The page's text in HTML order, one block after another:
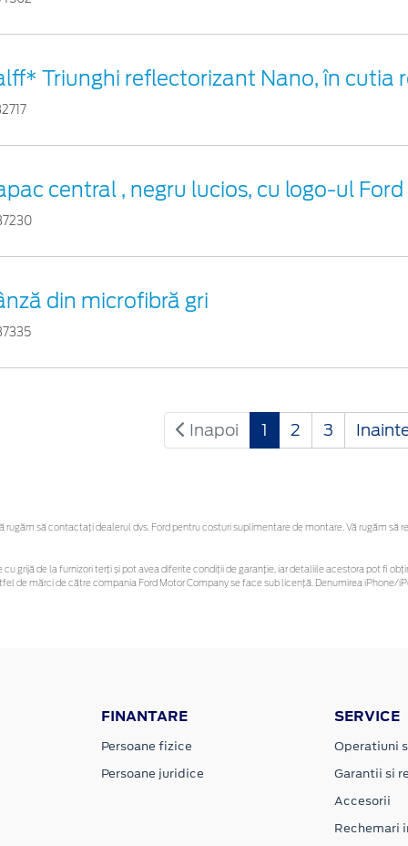
Triunghi reflectorizant Nano, în cutia
central , negru lucios, cu logo-ul Ford
din microfibră gri
Inapoi 1 2 3
rugăm să contactaţi dealerul dvs. Ford pentru costuri suplimentare de montare. Vă rugăm
grijă de la furnizori terți și pot avea diferite condiții de garanție, iar detaliile acestora pot fi
de mărci de către compania Ford Motor Company se face sub licență. Denumirea
FINANTARE
Persoane fizice
Persoane juridice
SERVICE
Operatiuni
Garantii si
Accesorii
Rechemari